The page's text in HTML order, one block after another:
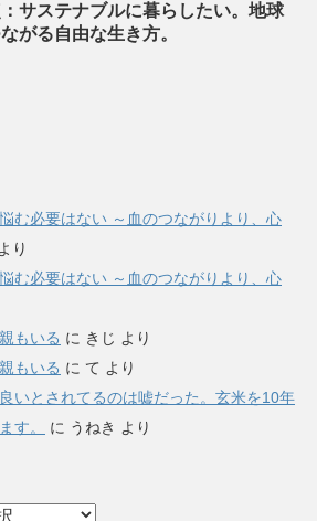
サステナブルに暮らしたい。地球
がる自由な生き方。
む必要はない ～血のつながりより、心
より
む必要はない ～血のつながりより、心
もいる に きじ より
もいる に て より
いとされてるのは嘘だった。玄米を10年
す。
に うねき より